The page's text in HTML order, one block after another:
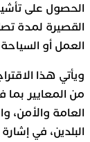
الحصول على
العمل أو
ويأتي هذا
من المعايير بما
العامة والأمن،
البلدين، في